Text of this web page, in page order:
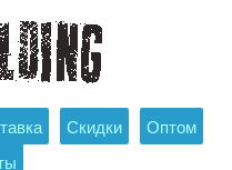
Скидки
Оптом